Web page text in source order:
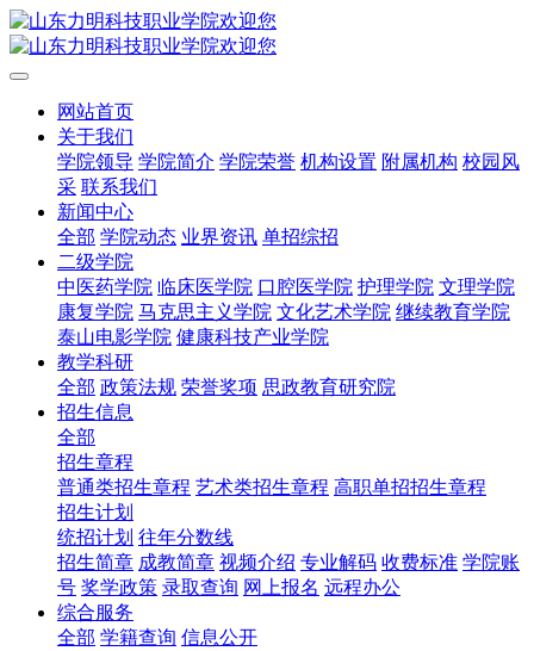
网站首页
关于我们
学院领导 学院简介 学院荣誉 机构设置 附属机构 校园风
采 联系我们
新闻中心
全部 学院动态 业界资讯 单招综招
二级学院
中医药学院 临床医学院 口腔医学院 护理学院 文理学院
康复学院 马克思主义学院 文化艺术学院 继续教育学院
泰山电影学院 健康科技产业学院
教学科研
全部 政策法规 荣誉奖项 思政教育研究院
招生信息
全部
招生章程
普通类招生章程 艺术类招生章程 高职单招招生章程
招生计划
统招计划 往年分数线
招生简章 成教简章 视频介绍 专业解码 收费标准 学院账
号 奖学政策 录取查询 网上报名 远程办公
综合服务
全部 学籍查询 信息公开